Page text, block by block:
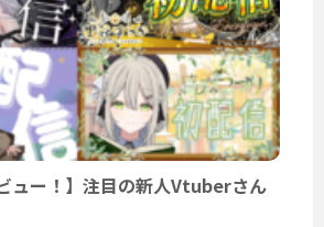
ュー！】注目の新人Vtuberさん